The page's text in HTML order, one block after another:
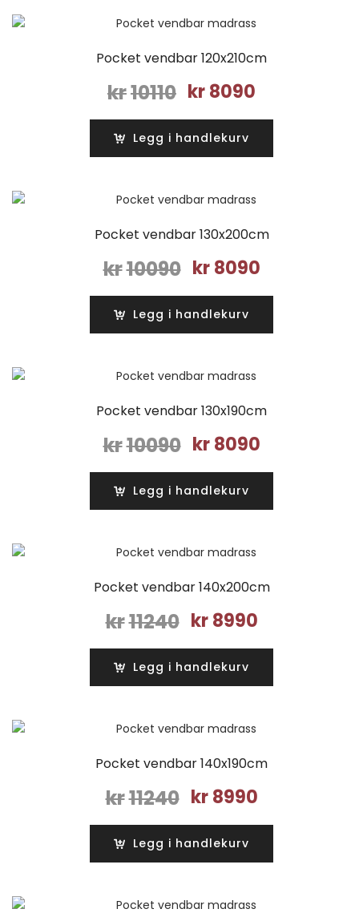
Pocket vendbar 120x210cm
kr10110 Opprinnelig
var:
kr10110.
kr8090
kr8090.
Legg i handlekurv
Pocket vendbar 130x200cm
kr10090
Opprinnelig
var:
kr10090.
kr 8090Nåværende
kr8090.
Legg i handlekurv
Pocket vendbar 130x190cm
kr10090
Opprinnelig
var:
kr10090.
kr 8090Nåværende
kr8090.
Legg i handlekurv
Pocket vendbar 140x200cm
kr11240
Opprinnelig
var:
kr11240.
kr 8990Nåværende
kr8990.
Legg i handlekurv
Pocket vendbar 140x190cm
kr11240
Opprinnelig
var:
kr11240.
kr 8990Nåværende
kr8990.
Legg i handlekurv